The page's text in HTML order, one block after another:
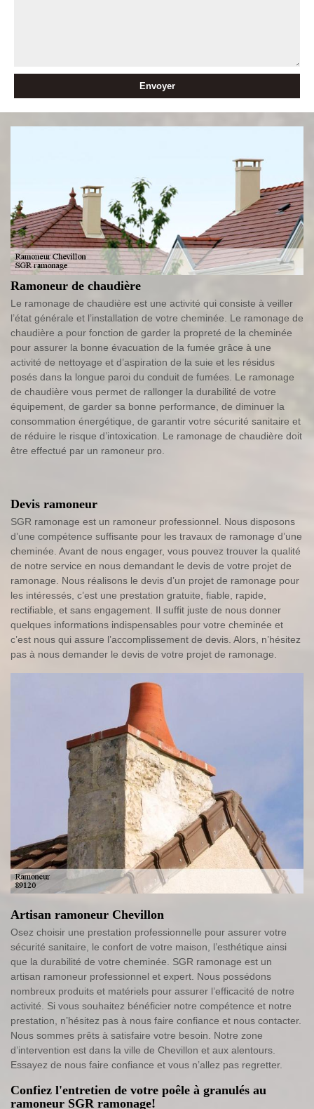
Ramoneur de chaudière
Le ramonage de chaudière est une activité qui consiste à veiller
l’état générale et l’installation de votre cheminée. Le ramonage de
chaudière a pour fonction de garder la propreté de la cheminée
pour assurer la bonne évacuation de la fumée grâce à une
activité de nettoyage et d’aspiration de la suie et les résidus
posés dans la longue paroi du conduit de fumées. Le ramonage
de chaudière vous permet de rallonger la durabilité de votre
équipement, de garder sa bonne performance, de diminuer la
consommation énergétique, de garantir votre sécurité sanitaire et
de réduire le risque d’intoxication. Le ramonage de chaudière doit
être effectué par un ramoneur pro.
Devis ramoneur
SGR ramonage est un ramoneur professionnel. Nous disposons
d’une compétence suffisante pour les travaux de ramonage d’une
cheminée. Avant de nous engager, vous pouvez trouver la qualité
de notre service en nous demandant le devis de votre projet de
ramonage. Nous réalisons le devis d’un projet de ramonage pour
les intéressés, c’est une prestation gratuite, fiable, rapide,
rectifiable, et sans engagement. Il suffit juste de nous donner
quelques informations indispensables pour votre cheminée et
c’est nous qui assure l’accomplissement de devis. Alors, n’hésitez
pas à nous demander le devis de votre projet de ramonage.
Artisan ramoneur Chevillon
Osez choisir une prestation professionnelle pour assurer votre
sécurité sanitaire, le confort de votre maison, l’esthétique ainsi
que la durabilité de votre cheminée. SGR ramonage est un
artisan ramoneur professionnel et expert. Nous possédons
nombreux produits et matériels pour assurer l’efficacité de notre
activité. Si vous souhaitez bénéficier notre compétence et notre
prestation, n’hésitez pas à nous faire confiance et nous contacter.
Nous sommes prêts à satisfaire votre besoin. Notre zone
d’intervention est dans la ville de Chevillon et aux alentours.
Essayez de nous faire confiance et vous n’allez pas regretter.
Confiez l'entretien de votre poêle à granulés au
ramoneur SGR ramonage!